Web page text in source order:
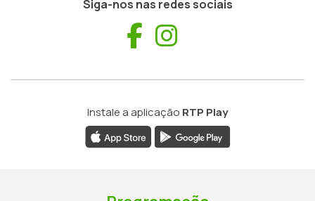
Siga-nos nas redes sociais
Facebook
Instale a aplicação RTP Play